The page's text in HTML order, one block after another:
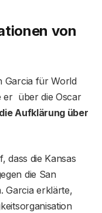
von
Garcia für World
er über die Oscar
Aufklärung über
dass die Kansas
die San
Garcia erklärte,